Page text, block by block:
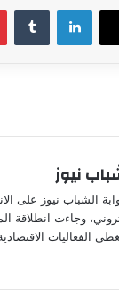
لينكدإن
نيوز
الشباب نيوز على
وجاءت
الفعاليات